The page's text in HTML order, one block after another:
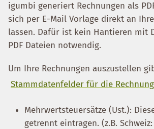
igumbi generiert Rechnungen als
sich per E-Mail Vorlage direkt an
lassen. Dafür ist kein Hantieren mit
PDF Dateien notwendig.
Um Ihre Rechnungen auszustellen
Stammdatenfelder für die Rechnung
Mehrwertsteuersätze (Ust.):
getrennt eintragen. (z.B.